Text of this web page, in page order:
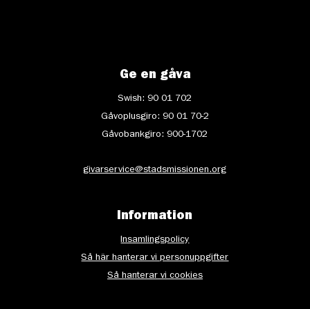
Ge en gåva
Swish: 90 01 702
Gåvoplusgiro: 90 01 70-2
Gåvobankgiro: 900-1702
givarservice@stadsmissionen.org
Information
Insamlingspolicy
Så här hanterar vi personuppgifter
Så hanterar vi cookies